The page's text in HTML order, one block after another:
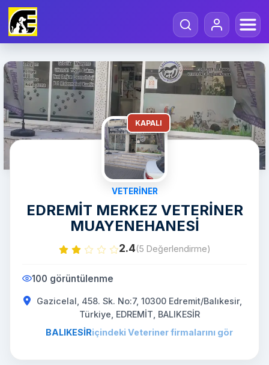
KAPALI
VETERINER
EDREMİT MERKEZ VETERİNER
MUAYENEHANESİ
2.4(5 Değerlendirme)
100 görüntülenme
Gazicelal, 458. Sk. No:7, 10300 Edremit/Balıkesir,
Türkiye, EDREMİT, BALIKESİR
BALIKESİRiçindeki Veteriner firmalarını gör